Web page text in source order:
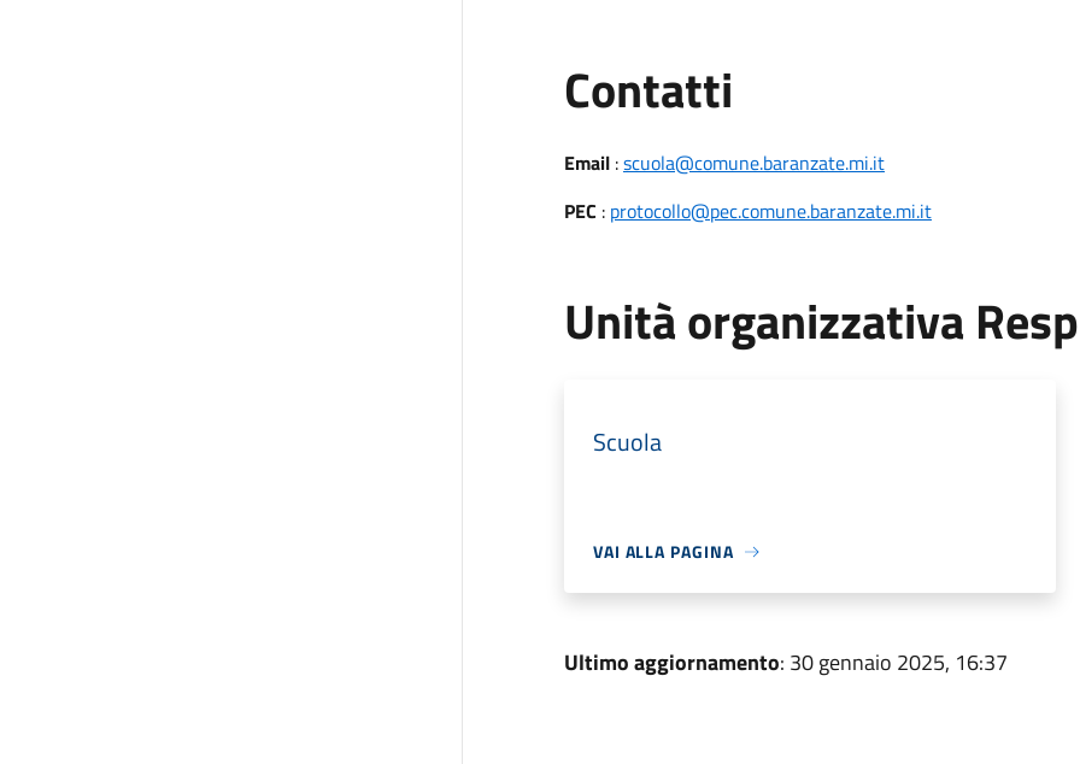
Contatti
Email:scuola@comune.baranzate.mi.it
PEC : protocollo@pec.comune.baranzate.mi.it
Unità organizzativa
Scuola
VAI ALLA PAGINA
Ultimo aggiornamento: 30 gennaio 2025, 16:37